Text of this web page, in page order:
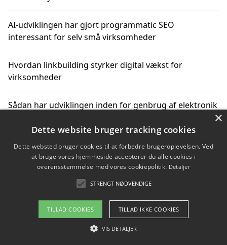
AI-udviklingen har gjort programmatic SEO
interessant for selv små virksomheder
Hvordan linkbuilding styrker digital vækst for
virksomheder
Sådan har udviklingen inden for genbrug af elektronik
Copyright 2026 - Pilanto Aps
Om / kontakt
×
Dette website bruger tracking cookies
Dette websted bruger cookies til at forbedre brugeroplevelsen. Ved
at bruge vores hjemmeside accepterer du alle cookies i
overensstemmelse med vores cookiepolitik. Detaljer
STRENGT NØDVENDIGE
TILLAD COOKIES TILLAD IKKE COOKIES
VIS DETALJER